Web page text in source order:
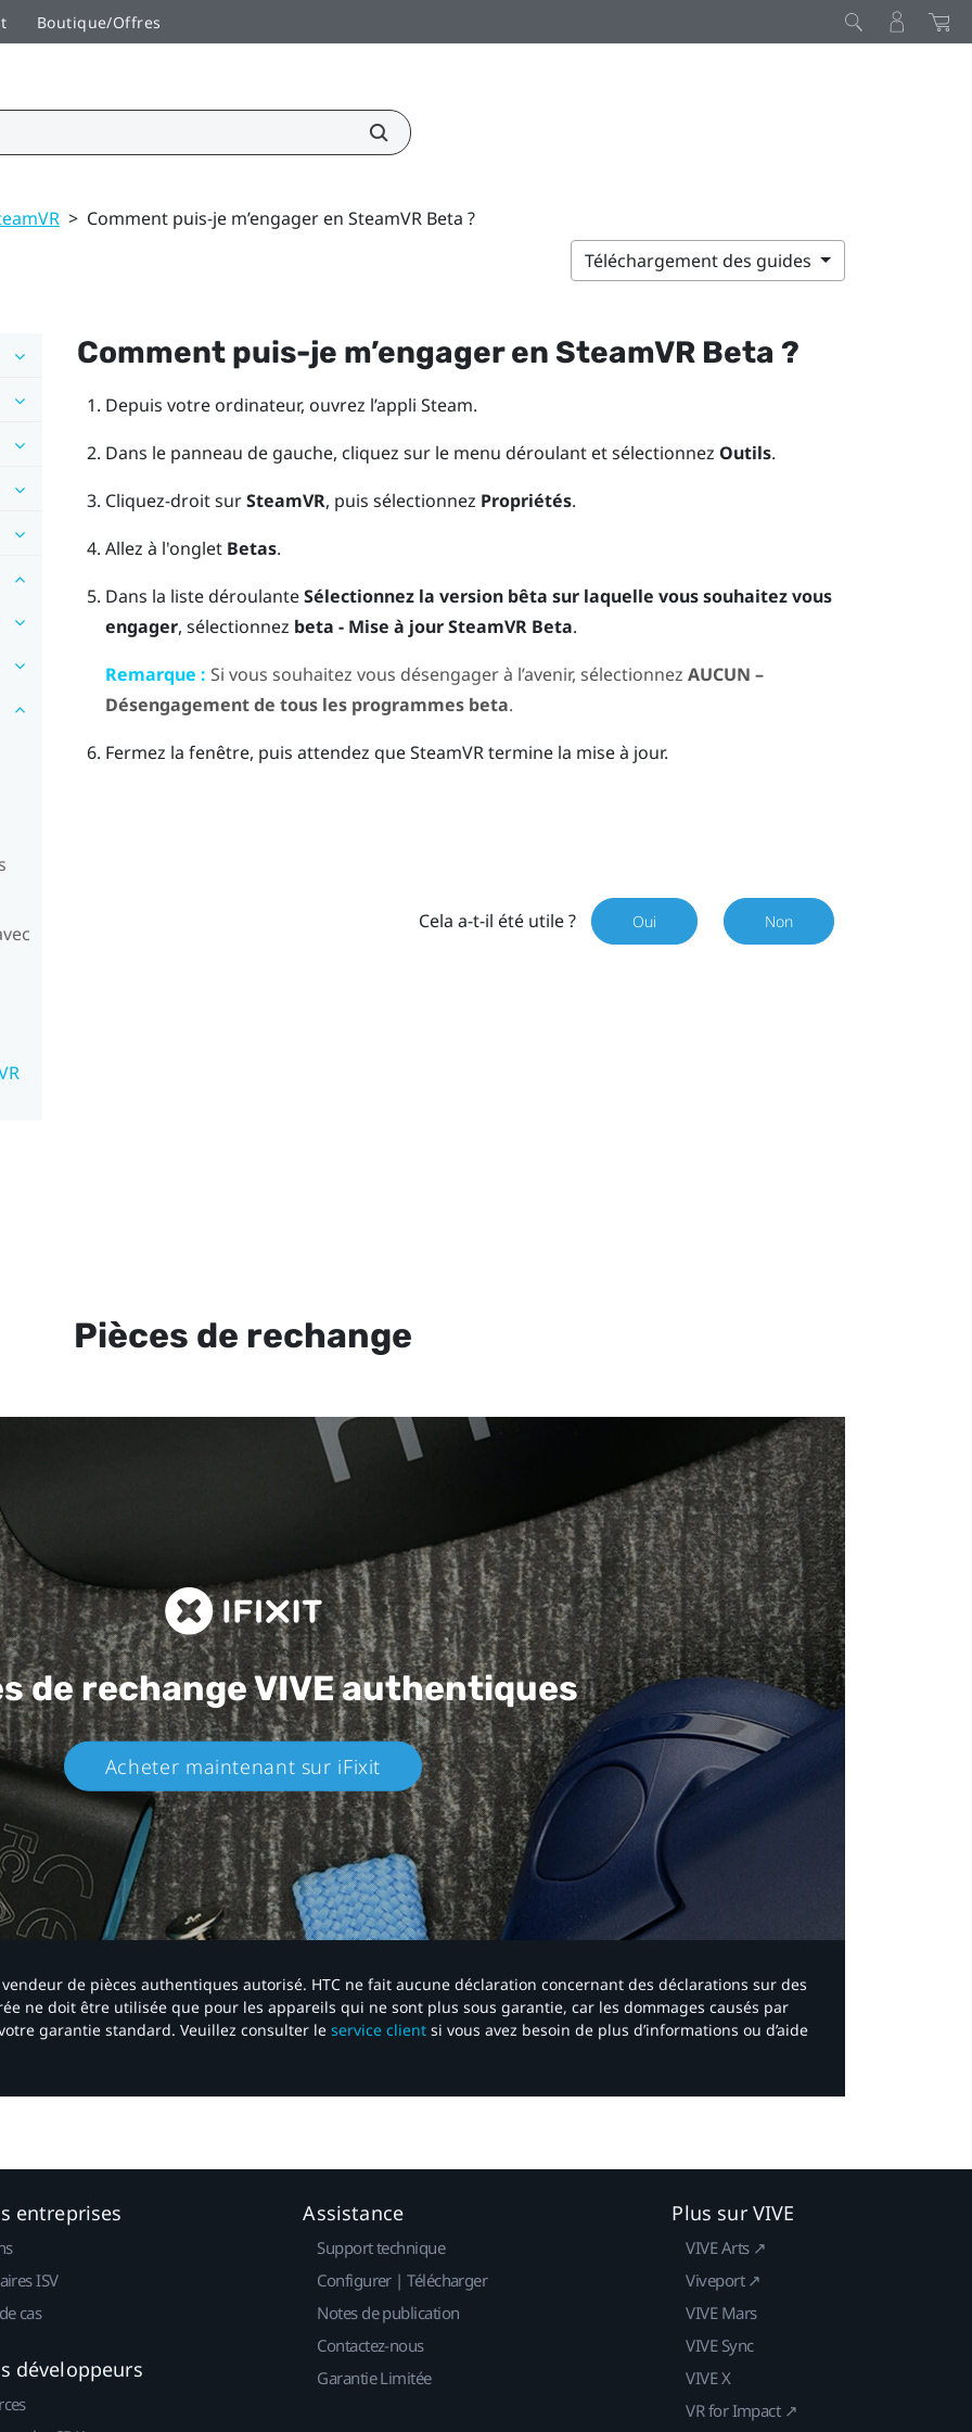
Boutique/Offres
> Comment puis-je m’engager en SteamVR Beta ?
Téléchargement des guides
Comment puis-je m’engager en SteamVRBeta ?
Depuis votre ordinateur, ouvrez l’appli Steam.
Dans le panneau de gauche, cliquez sur le menu déroulant et sélectionnez Outils.
Cliquez-droit surSteamVR, puis sélectionnez Propriétés.
Allez à l'onglet Betas.
Dans la liste déroulanteSélectionnez la version bêta sur laquelle vous souhaitez vous
engager, sélectionnez beta - Mise à jour SteamVR Beta.
Remarque : Si vous souhaitez vous désengager à l’avenir, sélectionnez AUCUN –
Désengagement de tous les programmes beta.
Fermez la fenêtre, puis attendez queSteamVRtermine la mise à jour.
Cela a-t-il été utile ? Oui Non
Pièces de rechange
de rechangeVIVE authentiques​
Acheter maintenant sur iFixit​
de pièces authentiques autorisé. HTC ne fait aucune déclaration concernant des déclarations sur des
ne doit être utilisée que pour les appareils qui ne sont plus sous garantie, car les dommages causés par
garantie standard. Veuillez consulter le service client si vous avez besoin de plus d’informations ou d’aide
entreprises
ISV
cas
développeurs
Assistance
Support technique
Configurer | Télécharger
Notes de publication
Contactez-nous
Garantie Limitée
Plus sur VIVE
VIVE Arts ↗
Viveport ↗
VIVE Mars
VIVE Sync
VIVE X
VR for Impact ↗